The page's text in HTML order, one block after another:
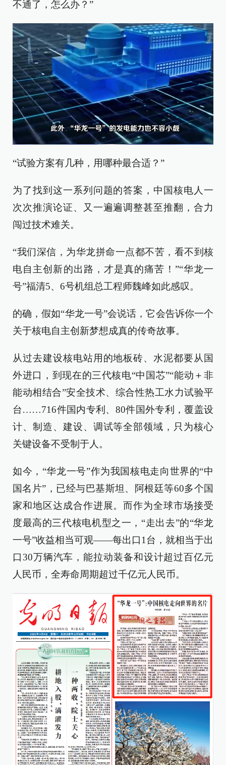
不通了，怎么办？”
“试验方案有几种，用哪种最合适？”
为了找到这一系列问题的答案，中国核电人一
次次推演论证、又一遍遍调整甚至推翻，合力
闯过技术难关。
“我们深信，为华龙拼命一点都不苦，看不到核
电自主创新的出路，才是真的痛苦！”“华龙一
号”福清5、6号机组总工程师魏峰如此感叹。
的确，假如“华龙一号”会说话，它会告诉你一个
关于核电自主创新梦想成真的传奇故事。
从过去建设核电站用的地板砖、水泥都要从国
外进口，到现在的三代核电“中国芯”“能动＋非
能动相结合”安全技术、综合性热工水力试验平
台……716件国内专利、80件国外专利，覆盖设
计、制造、建设、调试等全部领域，只为核心
关键设备不受制于人。
如今，“华龙一号”作为我国核电走向世界的“中
国名片”，已经与巴基斯坦、阿根廷等60多个国
家和地区达成合作进展。而作为全球市场接受
度最高的三代核电机型之一，“走出去”的“华龙
一号”收益相当可观——每出口1台，就相当于出
口30万辆汽车，能拉动装备和设计超过百亿元
人民币，全寿命周期超过千亿元人民币。